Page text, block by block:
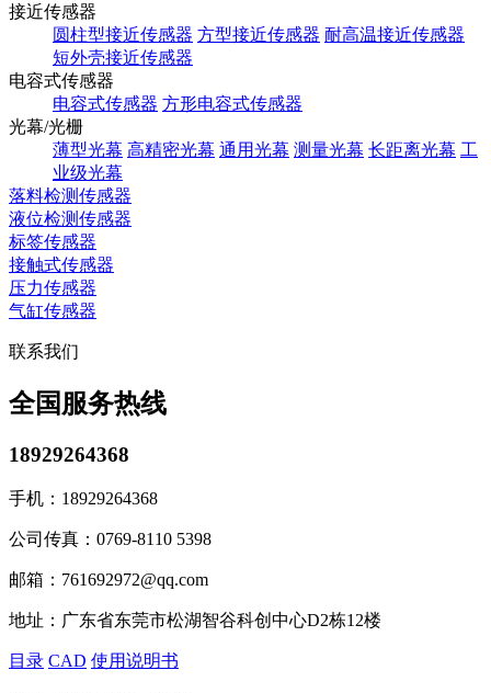
接近传感器
圆柱型接近传感器 方型接近传感器 耐高温接近传感器
短外壳接近传感器
电容式传感器
电容式传感器 方形电容式传感器
光幕/光栅
薄型光幕 高精密光幕 通用光幕 测量光幕 长距离光幕 工
业级光幕
落料检测传感器
液位检测传感器
标签传感器
接触式传感器
压力传感器
气缸传感器
联系我们
全国服务热线
18929264368
手机： 18929264368
公司传真： 0769-8110 5398
邮箱： 761692972@qq.com
地址： 广东省东莞市松湖智谷科创中心D2栋12楼
目录 CAD 使用说明书